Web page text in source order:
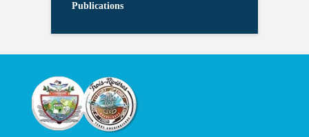
Publications